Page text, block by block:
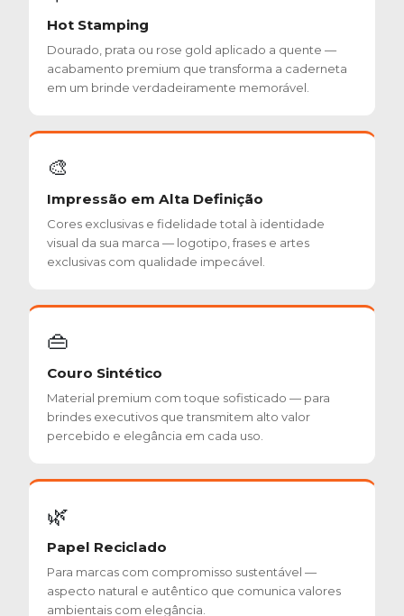
Hot Stamping
Dourado, prata ou rose gold aplicado a quente —
acabamento premium que transforma a caderneta
em um brinde verdadeiramente memorável.
🎨
Impressão em Alta Definição
Cores exclusivas e fidelidade total à identidade
visual da sua marca — logotipo, frases e artes
exclusivas com qualidade impecável.
👜
Couro Sintético
Material premium com toque sofisticado — para
brindes executivos que transmitem alto valor
percebido e elegância em cada uso.
🌿
Papel Reciclado
Para marcas com compromisso sustentável —
aspecto natural e autêntico que comunica valores
ambientais com elegância.